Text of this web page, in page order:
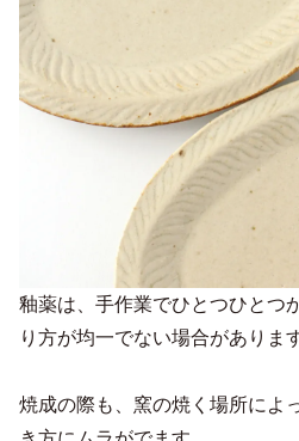
釉薬は、手作業でひとつひとつ
り方が均一でない場合がありま
焼成の際も、窯の焼く場所によ